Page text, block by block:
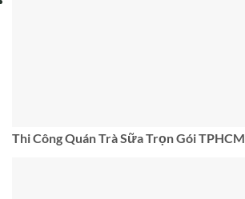
Thi Công Quán Trà Sữa Trọn Gói TPHCM